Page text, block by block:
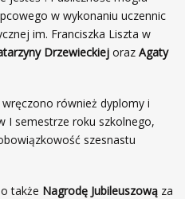
w wykonaniu uczennic
im. Franciszka Liszta w
Drzewieckiej oraz Agaty
również dyplomy i
I semestrze roku szkolnego,
szesnastu
także Nagrodę Jubileuszową za